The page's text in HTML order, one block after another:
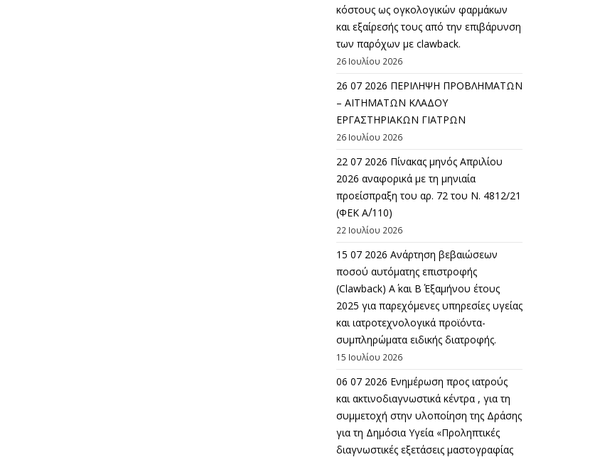
κόστους ως ογκολογικών φαρμάκων
και εξαίρεσής τους από την επιβάρυνση
των παρόχων με clawback.
26 Ιουλίου 2026
26 07 2026 ΠΕΡΙΛΗΨΗ ΠΡΟΒΛΗΜΑΤΩΝ
– ΑΙΤΗΜΑΤΩΝ ΚΛΑΔΟΥ
ΕΡΓΑΣΤΗΡΙΑΚΩΝ ΓΙΑΤΡΩΝ
26 Ιουλίου 2026
22 07 2026 Πίνακας μηνός Απριλίου
2026 αναφορικά με τη μηνιαία
προείσπραξη του αρ. 72 του Ν. 4812/21
(ΦΕΚ Α΄/110)
22 Ιουλίου 2026
15 07 2026 Ανάρτηση βεβαιώσεων
ποσού αυτόματης επιστροφής
(Clawback) A΄ και Β΄ Εξαμήνου έτους
2025 για παρεχόμενες υπηρεσίες υγείας
και ιατροτεχνολογικά προϊόντα-
συμπληρώματα ειδικής διατροφής.
15 Ιουλίου 2026
06 07 2026 Eνημέρωση προς ιατρούς
και ακτινοδιαγνωστικά κέντρα , για τη
συμμετοχή στην υλοποίηση της Δράσης
για τη Δημόσια Υγεία «Προληπτικές
διαγνωστικές εξετάσεις μαστογραφίας